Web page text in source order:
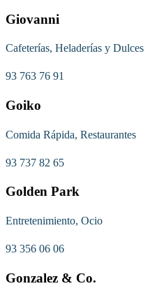
Giovanni
Cafeterías, Heladerías y Dulces
93 763 76 91
Goiko
Comida Rápida, Restaurantes
93 737 82 65
Golden Park
Entretenimiento, Ocio
93 356 06 06
Gonzalez & Co.